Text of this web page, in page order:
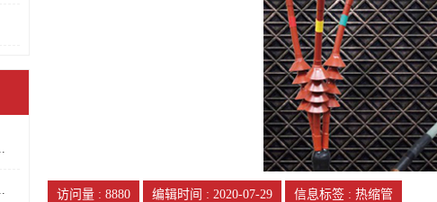
访问量 : 8880 编辑时间 : 2020-07-29 信息标签 : 热缩管